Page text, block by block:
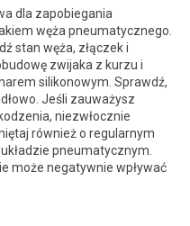
dla zapobiegania
węża pneumatycznego.
stan węża, złączek i
zwijaka z kurzu i
silikonowym. Sprawdź,
Jeśli zauważysz
niezwłocznie
również o regularnym
pneumatycznym.
może negatywnie wpływać